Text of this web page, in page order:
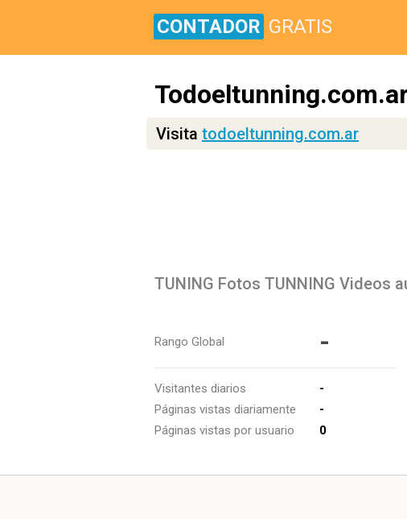
CONTADOR GRATIS
Visita todoeltunning.com.ar
TUNING Fotos TUNNING Videos
Rango Global -
Visitantes diarios
-
Páginas vistas diariamente
-
Páginas vistas por usuario
0